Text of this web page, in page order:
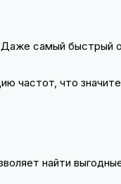
самый быстрый
частот, что
найти